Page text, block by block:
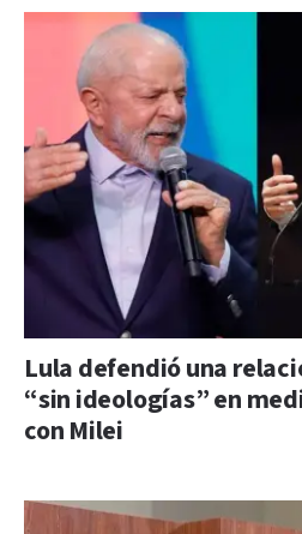
Lula defendió una
“sin ideologías” en
con Milei